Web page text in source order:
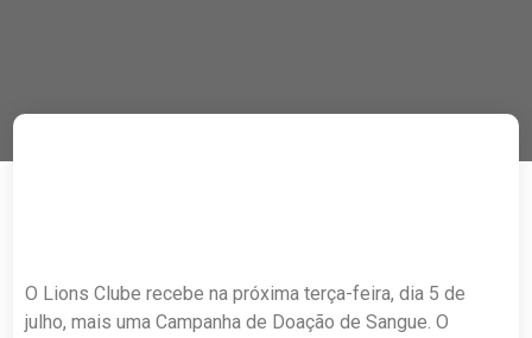
O Lions Clube recebe na próxima terça-feira, dia 5 de
julho, mais uma Campanha de Doação de Sangue. O